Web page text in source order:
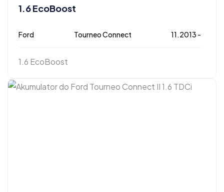
1.6 EcoBoost
Ford Tourneo Connect 11.2013 -
1.6 EcoBoost